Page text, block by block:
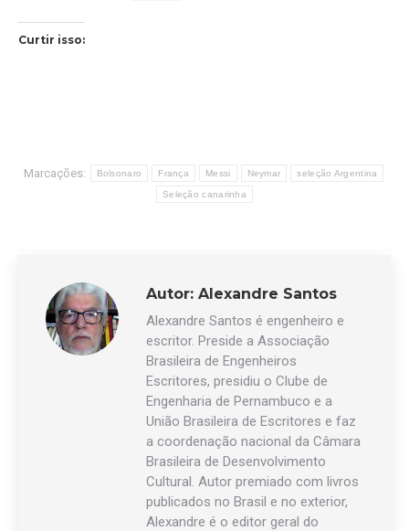
Curtir isso:
Marcações: Bolsonaro França Messi Neymar seleção Argentina
Seleção canarinha
Autor: Alexandre Santos
Alexandre Santos é engenheiro e
escritor. Preside a Associação
Brasileira de Engenheiros
Escritores, presidiu o Clube de
Engenharia de Pernambuco e a
União Brasileira de Escritores e faz
a coordenação nacional da Câmara
Brasileira de Desenvolvimento
Cultural. Autor premiado com livros
publicados no Brasil e no exterior,
Alexandre é o editor geral do